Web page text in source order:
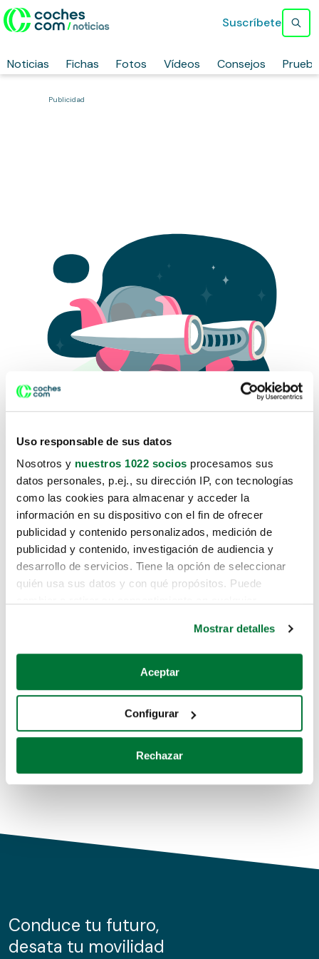
Uso responsable de sus datos
Nosotros y nuestros 1022 socios procesamos sus
datos personales, p.ej., su dirección IP, con tecnologías
como las cookies para almacenar y acceder la
información en su dispositivo con el fin de ofrecer
publicidad y contenido personalizados, medición de
publicidad y contenido, investigación de audiencia y
desarrollo de servicios. Tiene la opción de seleccionar
quién usa sus datos y con qué propósitos. Puede
Si lo permite, también quisiéramos:
Recopilar información sobre su ubicación geográfica
Identificar su dispositivo analizándolo activamente
para buscar características específicas (huellas
Obtenga más información sobre cómo se procesan sus
de cookies.
información sobre el uso que haga del sitio web con
nuestros partners de redes sociales, publicidad y análisis
Mostrar detalles
Aceptar
Configurar
Rechazar
Noticias Fichas Fotos Vídeos Consejos
Suscríbete
Publicidad
Lo sentimos, no sabemos como
te hemos traido hasta aquí.
Pero puedes encontrar el coche que estás
buscando en alguno de estos enlaces:
Coches de segunda mano
Coches de km0
Conduce tu futuro,
desata tu movilidad